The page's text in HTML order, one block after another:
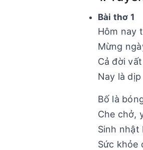
Bài thơ 1
Hôm nay
Mừng
Cả đời
Nay là
Bố là
Che chở,
Sinh nhật
Sức khỏe